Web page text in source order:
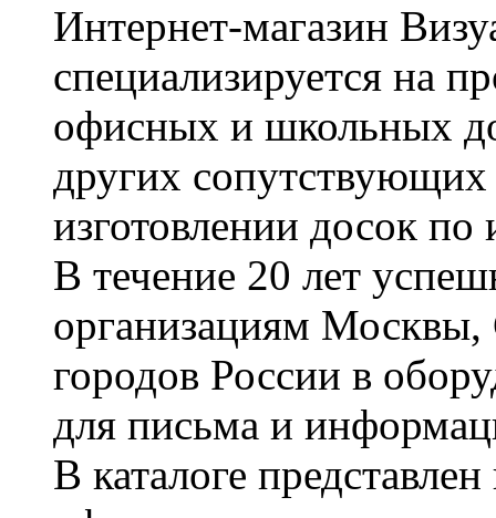
Интернет-магазин
специализируется на
офисных и школьных
других сопутствующих
изготовлении досок по
В течение 20 лет
организациям Москвы,
городов России в
для письма и
В каталоге